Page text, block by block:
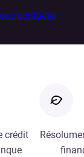
contacter
crédit